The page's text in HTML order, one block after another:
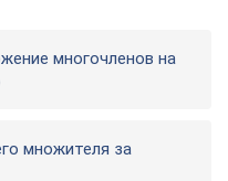
многочленов на
множителя за